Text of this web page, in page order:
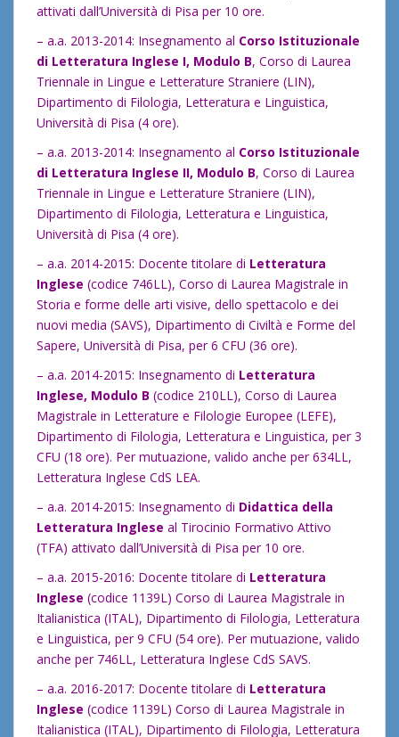
attivati dall’Università di Pisa per 10 ore.
– a.a. 2013-2014: Insegnamento al Corso Istituzionale
di Letteratura Inglese I, Modulo B, Corso di Laurea
Triennale in Lingue e Letterature Straniere (LIN),
Dipartimento di Filologia, Letteratura e Linguistica,
Università di Pisa (4 ore).
– a.a. 2013-2014: Insegnamento al Corso Istituzionale
di Letteratura Inglese II, Modulo B, Corso di Laurea
Triennale in Lingue e Letterature Straniere (LIN),
Dipartimento di Filologia, Letteratura e Linguistica,
Università di Pisa (4 ore).
– a.a. 2014-2015: Docente titolare di Letteratura
Inglese (codice 746LL), Corso di Laurea Magistrale in
Storia e forme delle arti visive, dello spettacolo e dei
nuovi media (SAVS), Dipartimento di Civiltà e Forme del
Sapere, Università di Pisa, per 6 CFU (36 ore).
– a.a. 2014-2015: Insegnamento di Letteratura
Inglese, Modulo B (codice 210LL), Corso di Laurea
Magistrale in Letterature e Filologie Europee (LEFE),
Dipartimento di Filologia, Letteratura e Linguistica, per 3
CFU (18 ore). Per mutuazione, valido anche per 634LL,
Letteratura Inglese CdS LEA.
– a.a. 2014-2015: Insegnamento di Didattica della
Letteratura Inglese al Tirocinio Formativo Attivo
(TFA) attivato dall’Università di Pisa per 10 ore.
– a.a. 2015-2016: Docente titolare di Letteratura
Inglese (codice 1139L) Corso di Laurea Magistrale in
Italianistica (ITAL), Dipartimento di Filologia, Letteratura
e Linguistica, per 9 CFU (54 ore). Per mutuazione, valido
anche per 746LL, Letteratura Inglese CdS SAVS.
– a.a. 2016-2017: Docente titolare di Letteratura
Inglese (codice 1139L) Corso di Laurea Magistrale in
Italianistica (ITAL), Dipartimento di Filologia, Letteratura